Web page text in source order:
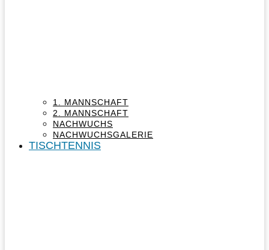
1. MANNSCHAFT
2. MANNSCHAFT
NACHWUCHS
NACHWUCHSGALERIE
TISCHTENNIS